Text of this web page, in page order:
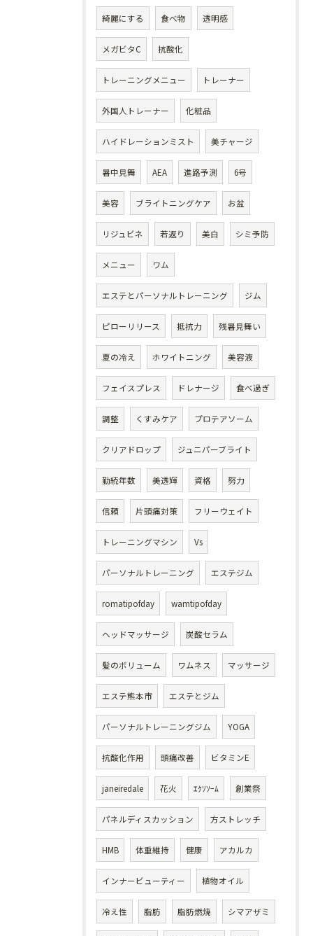
綺麗にする 食べ物 透明感
メガビタC 抗酸化
トレーニングメニュー トレーナー
外国人トレーナー 化粧品
ハイドレーションミスト 美チャージ
暑中見舞 AEA 進路予測 6号
美容 ブライトニングケア お盆
リジュビネ 若返り 美白 シミ予防
メニュー ワム
エステとパーソナルトレーニング ジム
ピローリリース 抵抗力 残暑見舞い
夏の冷え ホワイトニング 美容液
フェイスプレス ドレナージ 食べ過ぎ
調整 くすみケア プロテアソーム
クリアドロップ ジュニパーブライト
勤続年数 美透輝 資格 努力
信頼 片頭痛対策 フリーウェイト
トレーニングマシン Vs
パーソナルトレーニング エステジム
romatipofday wamtipofday
ヘッドマッサージ 炭酸セラム
髪のボリューム ワムネス マッサージ
エステ熊本市 エステとジム
パーソナルトレーニングジム YOGA
抗酸化作用 頭痛改善 ビタミンE
janeiredale 花火 ｴｸｿｿｰﾑ 創業祭
パネルディスカッション 方ストレッチ
HMB 体重維持 健康 アカルカ
インナービューティー 植物オイル
冷え性 脂肪 脂肪燃焼 シマアザミ